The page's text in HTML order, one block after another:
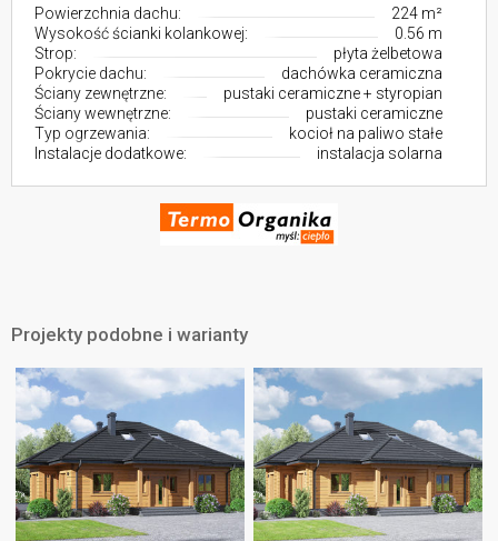
Powierzchnia dachu:
224 m²
Wysokość ścianki kolankowej:
0.56 m
Strop:
płyta żelbetowa
Pokrycie dachu:
dachówka ceramiczna
Ściany zewnętrzne:
pustaki ceramiczne + styropian
Ściany wewnętrzne:
pustaki ceramiczne
Typ ogrzewania:
kocioł na paliwo stałe
Instalacje dodatkowe:
instalacja solarna
Projekty podobne i warianty